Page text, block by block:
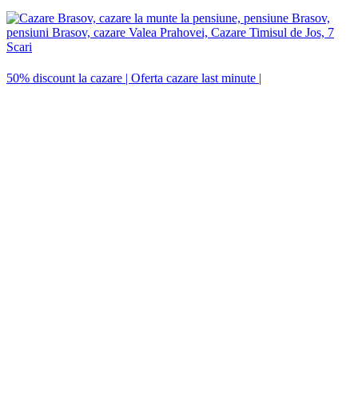
50% discount la cazare | Oferta cazare last minute |